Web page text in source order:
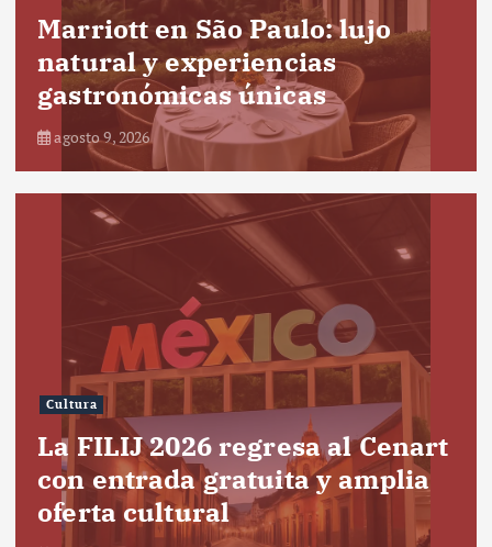
Marriott en São Paulo: lujo
natural y experiencias
gastronómicas únicas
agosto 9, 2026
Cultura
La FILIJ 2026 regresa al Cenart
con entrada gratuita y amplia
oferta cultural